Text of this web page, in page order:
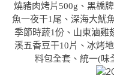
燒豬肉烤片500g、黑橋
魚一夜干1尾、深海大魷
季節時蔬1份、山東滷雞
溪五香豆干10片、冰烤
料包全套、統一(味